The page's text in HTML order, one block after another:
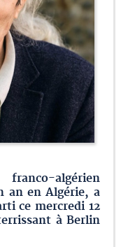
algérien
an en Algérie, a
ce mercredi 12
à Berlin